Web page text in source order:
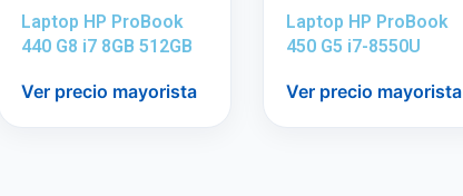
Laptop HP ProBook
440 G8 i7 8GB 512GB
Ver precio mayorista
Laptop HP ProBook
450 G5 i7-8550U
Ver precio mayorista